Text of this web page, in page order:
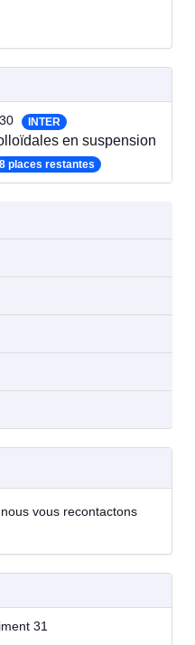
INTER
en suspension
8 places restantes
vous recontactons
31